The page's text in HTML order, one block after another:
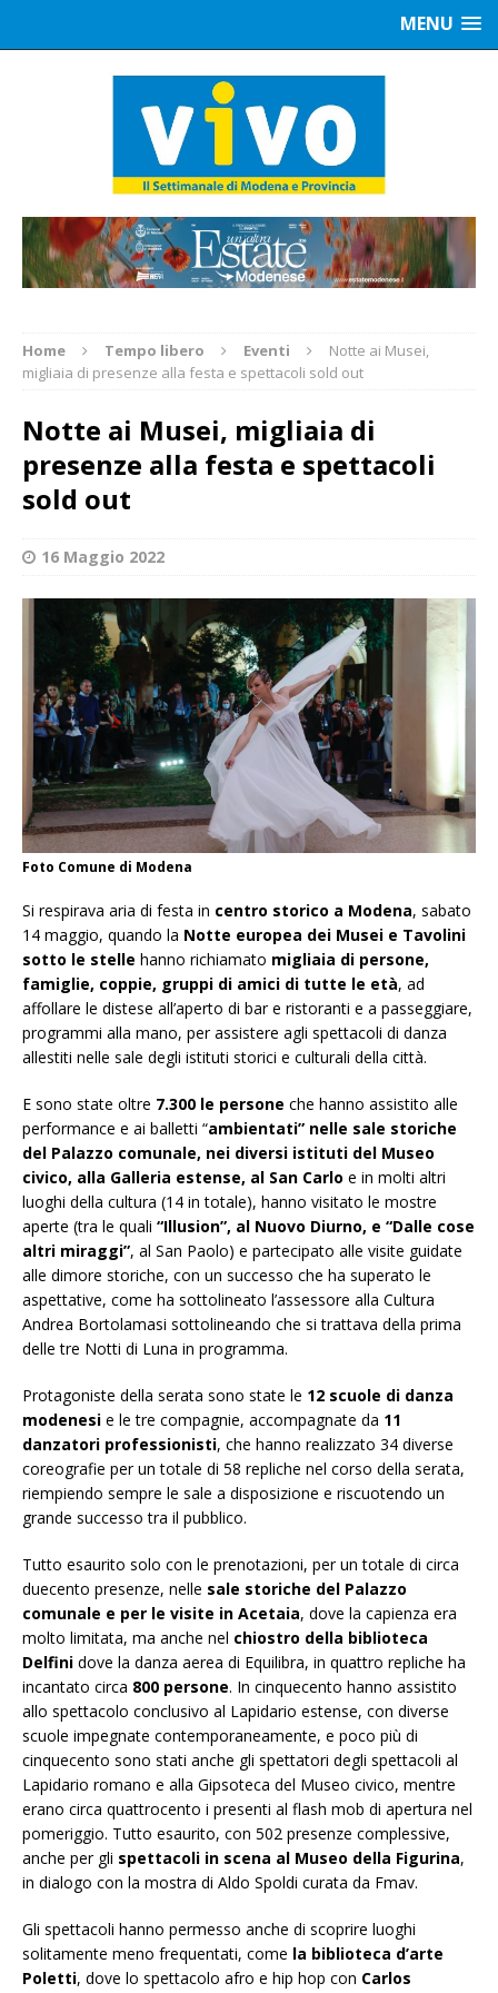
MENU
Home Tempo libero Eventi
Notte ai Musei,
migliaia di presenze alla festa e spettacoli sold out
Notte ai Musei, migliaia di
presenze alla festa e spettacoli
sold out
16 Maggio 2022
Foto Comune di Modena
Si respirava aria di festa in centro storico a Modena, sabato
14 maggio, quando la Notte europea dei Musei e Tavolini
sotto le stelle hanno richiamato migliaia di persone,
famiglie, coppie, gruppi di amici di tutte le età, ad
affollare le distese all’aperto di bar e ristoranti e a passeggiare,
programmi alla mano, per assistere agli spettacoli di danza
allestiti nelle sale degli istituti storici e culturali della città.
E sono state oltre 7.300 le persone che hanno assistito alle
performance e ai balletti “ambientati” nelle sale storiche
del Palazzo comunale, nei diversi istituti del Museo
civico, alla Galleria estense, al San Carlo e in molti altri
luoghi della cultura (14 in totale), hanno visitato le mostre
aperte (tra le quali “Illusion”, al Nuovo Diurno, e “Dalle cose
altri miraggi”, al San Paolo) e partecipato alle visite guidate
alle dimore storiche, con un successo che ha superato le
aspettative, come ha sottolineato l’assessore alla Cultura
Andrea Bortolamasi sottolineando che si trattava della prima
delle tre Notti di Luna in programma.
Protagoniste della serata sono state le 12 scuole di danza
modenesi e le tre compagnie, accompagnate da 11
danzatori professionisti, che hanno realizzato 34 diverse
coreografie per un totale di 58 repliche nel corso della serata,
riempiendo sempre le sale a disposizione e riscuotendo un
grande successo tra il pubblico.
Tutto esaurito solo con le prenotazioni, per un totale di circa
duecento presenze, nelle sale storiche del Palazzo
comunale e per le visite in Acetaia, dove la capienza era
molto limitata, ma anche nel chiostro della biblioteca
Delfini dove la danza aerea di Equilibra, in quattro repliche ha
incantato circa 800 persone. In cinquecento hanno assistito
allo spettacolo conclusivo al Lapidario estense, con diverse
scuole impegnate contemporaneamente, e poco più di
cinquecento sono stati anche gli spettatori degli spettacoli al
Lapidario romano e alla Gipsoteca del Museo civico, mentre
erano circa quattrocento i presenti al flash mob di apertura nel
pomeriggio. Tutto esaurito, con 502 presenze complessive,
anche per gli spettacoli in scena al Museo della Figurina,
in dialogo con la mostra di Aldo Spoldi curata da Fmav.
Gli spettacoli hanno permesso anche di scoprire luoghi
solitamente meno frequentati, come la biblioteca d’arte
Poletti, dove lo spettacolo afro e hip hop con Carlos